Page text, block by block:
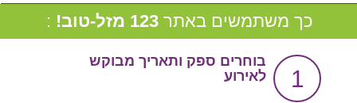
אמנת השירות
נבחרת המומלצים שלנו
טיפים לחתונה
כך משתמשים באתר 123 מזל-טוב! :
1
בוחרים ספק ותאריך מבוקש
לאירוע